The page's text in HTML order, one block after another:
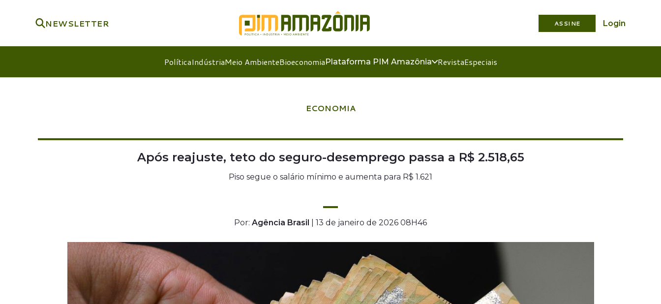
NEWSLETTER ASSINE Login
PolíticaIndústriaMeio AmbienteBioeconomiaPlataforma PIM Amazônia RevistaEspeciais
ECONOMIA
Após reajuste, teto do seguro-desemprego passa a R$ 2.518,65
Piso segue o salário mínimo e aumenta para R$ 1.621
Por: Agência Brasil | 13 de janeiro de 2026 08H46